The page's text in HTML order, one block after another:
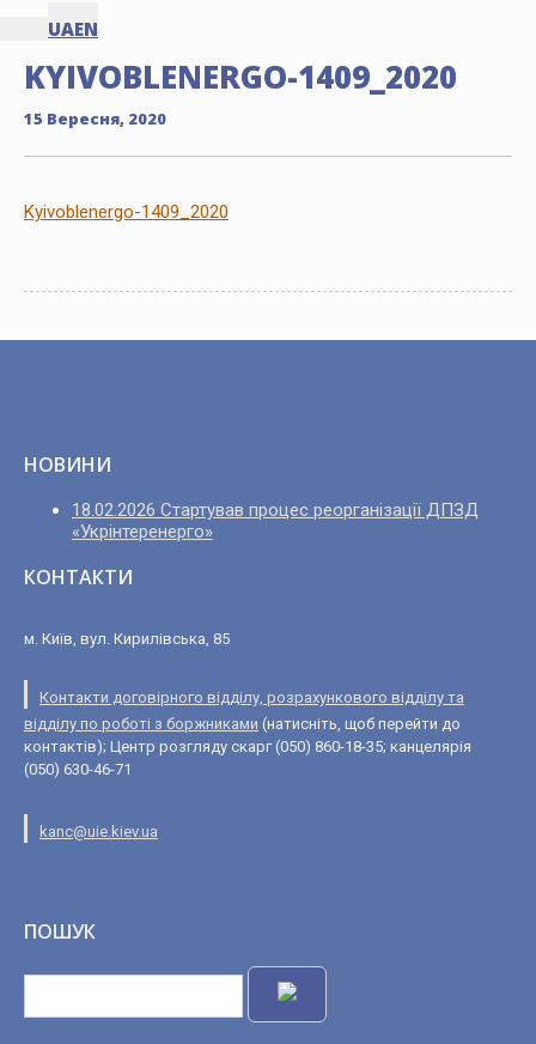
UAEN
KYIVOBLENERGO-1409_2020
15 Вересня, 2020
Kyivoblenergo-1409_2020
НОВИНИ
18.02.2026 Стартував процес реорганізації ДПЗД
«Укрінтеренерго»
КОНТАКТИ
м. Київ, вул. Кирилівська, 85
Контакти договірного відділу, розрахункового відділу та
відділу по роботі з боржниками (натисніть, щоб перейти до
контактів); Центр розгляду скарг (050) 860-18-35; канцелярія
(050) 630-46-71
kanc@uie.kiev.ua
ПОШУК